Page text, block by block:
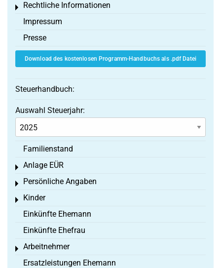
Rechtliche Informationen
Toggle menu
Impressum
Presse
Download des kostenlosen Programm-Handbuchs als .pdf Datei
Steuerhandbuch:
Auswahl Steuerjahr:
Familienstand
Anlage EÜR
Toggle menu
Persönliche Angaben
Toggle menu
Kinder
Toggle menu
Einkünfte Ehemann
Einkünfte Ehefrau
Arbeitnehmer
Toggle menu
Ersatzleistungen Ehemann